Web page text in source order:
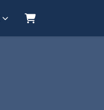
Warenkorb